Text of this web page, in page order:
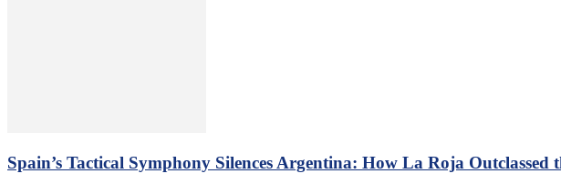
Spain’s Tactical Symphony Silences Argentina: How La Roja